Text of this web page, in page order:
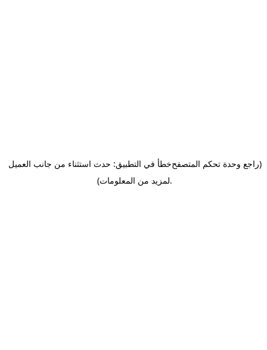
خطأ في التطبيق: حدث استثناء من جانب العميل(راجع وحدة تحكم المتصفح
لمزيد من المعلومات).